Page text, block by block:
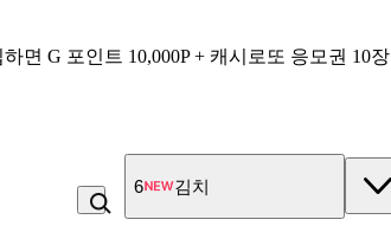
면 G 포인트 10,000P + 캐시로또 응모권 10장
7 냉면